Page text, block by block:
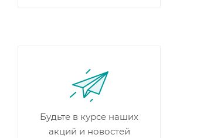
Будьте в курсе наших
акций и новостей